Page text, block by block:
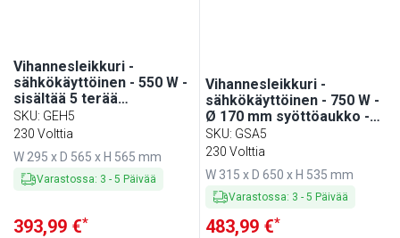
Vihannesleikkuri -
sähkökäyttöinen - 550 W -
sisältää 5 terää
(viipalointi/raaste)
SKU: GEH5
230 Volttia
W 295 x D 565 x H 565 mm
Varastossa: 3 - 5 Päivää
393,99 €*
Vihannesleikkuri -
sähkökäyttöinen - 750 W -
Ø 170 mm syöttöaukko -
sisältää 5 terää
(viipalointi/raaste)
SKU: GSA5
230 Volttia
W 315 x D 650 x H 535 mm
Varastossa: 3 -5 Päivää
483,99 €*